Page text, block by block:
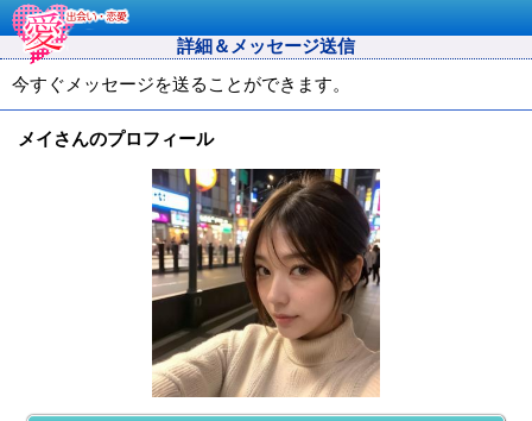
詳細＆メッセージ送信
今すぐメッセージを送ることができます。
メイさんのプロフィール